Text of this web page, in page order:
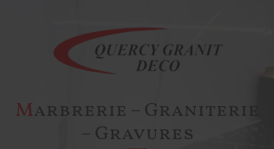
Marbrerie – Graniterie
– Gravures